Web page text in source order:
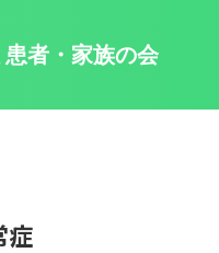
者・家族の会
症